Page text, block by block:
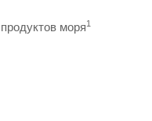
моря1